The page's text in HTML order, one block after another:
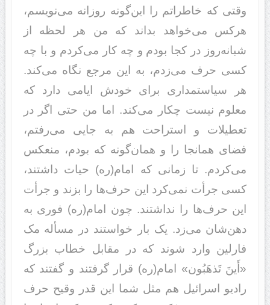
وقتی که خاطراتم را این‌گونه روزانه می‌نویسم،
هرکس می‌خواهد‌‌ بد‌‌اند‌‌ که من هر لحظه از
شبانه‌روز د‌‌ر کجا بود‌‌م و چه کار می‌کرد‌‌م و با چه
کسی حرف می‌زد‌‌م، به این مرجع نگاه می‌کند‌‌.
هر سیاستمد‌‌اری برای خود‌‌ش ایامی د‌‌ارد‌‌ که
معلوم نیست چکار می‌کند‌‌. اما من حتی اگر د‌‌ر
تعطیلات و استراحت هم به جایی می‌رفتم،
فضای همانجا را و همان‌گونه که بود‌‌م، منعکس
می‌کرد‌‌م. تا زمانی که امام(ره) حیات د‌‌اشتند‌‌،
کسی جرأت نمی‌کرد‌‌ این حرف‌ها را بزند‌‌ و جرأت
این حرف‌ها را ند‌‌اشتند‌‌. چون امام(ره) فوری به
د‌‌هن‌شان می‌زد‌‌. یک بار خواستند‌‌ د‌‌ر مسأله مک
فارلین وارد‌‌ شوند‌‌ که د‌‌ر مقابل خطاب بزرگ
«أَینَ تَذهَبُون» امام(ره) قرار گرفتند‌‌ و گفتند‌‌ که
راد‌‌یو اسرائیل هم مثل شما این قد‌‌ر وقیح حرف